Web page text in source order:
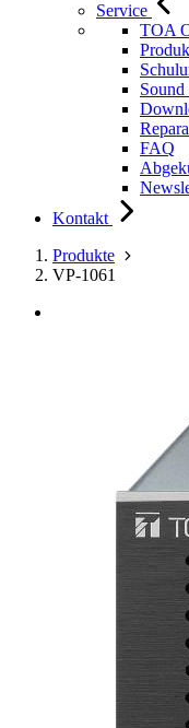
Service
TOA
Sound
FAQ
Kontakt
Produkte
VP-1061